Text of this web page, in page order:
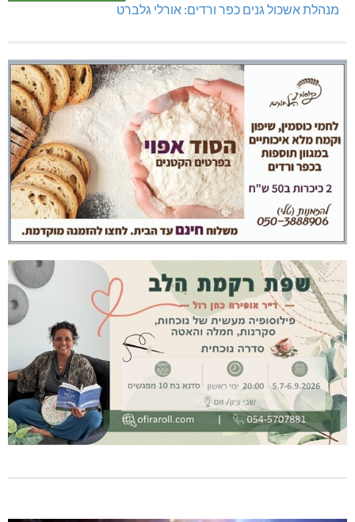
מנהלת אשכול גנים כפר ורדים: אורלי גלברט